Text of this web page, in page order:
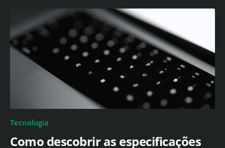
Tecnologia
Como descobrir as especificações